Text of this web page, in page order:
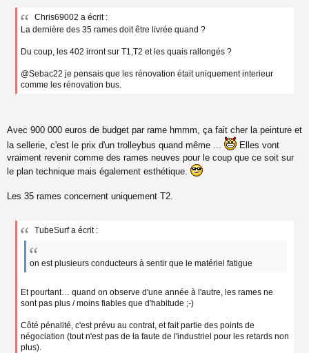
e
Chris69002 a écrit :
La dernière des 35 rames doit être livrée quand ?
Du coup, les 402 irront sur T1,T2 et les quais rallongés ?
@Sebac22 je pensais que les rénovation était uniquement interieur
comme les rénovation bus.
Avec 900 000 euros de budget par rame hmmm, ça fait cher la peinture et
la sellerie, c'est le prix d'un trolleybus quand même ...
Elles vont
vraiment revenir comme des rames neuves pour le coup que ce soit sur
le plan technique mais également esthétique.
Les 35 rames concernent uniquement T2.
TubeSurf a écrit :
on est plusieurs conducteurs à sentir que le matériel fatigue
Et pourtant… quand on observe d'une année à l'autre, les rames ne
sont pas plus / moins fiables que d'habitude ;-)
Côté pénalité, c'est prévu au contrat, et fait partie des points de
négociation (tout n'est pas de la faute de l'industriel pour les retards non
plus).